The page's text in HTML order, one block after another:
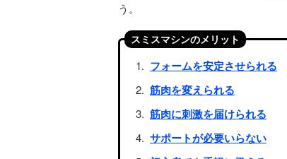
う。
スミスマシンのメリット
フォームを安定させられる
筋肉を変えられる
筋肉に刺激を届けられる
サポートが必要いらない